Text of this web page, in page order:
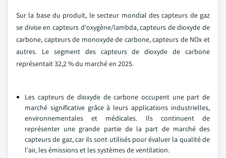
Sur la base du produit, le secteur mondial des capteurs de gaz
se divise en capteurs d'oxygène/lambda, capteurs de dioxyde de
carbone, capteurs de monoxyde de carbone, capteurs de NOx et
autres. Le segment des capteurs de dioxyde de carbone
représentait 32,2 % du marché en 2025.
Les capteurs de dioxyde de carbone occupent une part de
marché significative grâce à leurs applications industrielles,
environnementales et médicales. Ils continuent de
représenter une grande partie de la part de marché des
capteurs de gaz, car ils sont utilisés pour évaluer la qualité de
l'air, les émissions et les systèmes de ventilation.